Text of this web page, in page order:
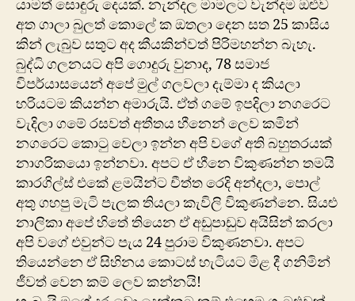
යාමත් සොඳුරු දෙයක්. නැන්දල මාමලට වැන්දම ඔළුව
අත ගාලා බුලත් කොලේ ක ඔතලා දෙන සත 25 කාසිය
කින් ලැබුව සතුට අද කීයකින්වත් පිරිමහන්න බැහැ.
බුද්ධි ගලනයට අපි ගොදුරු වුනාද, 78 සමාජ
විපර්යාසයෙන් අපේ මුල් ගලවලා දැම්මා ද කියලා
හරියටම කියන්න අමාරුයි. ඒත් ගමේ ඉපදිලා නගරෙට
වැදිලා ගමේ රසවත් අතීතය හීනෙන් ලෙව කමින්
නගරෙට කොටු වෙලා ඉන්න අපි වගේ අති බහුතරයක්
නාගරිකයො ඉන්නවා. අපට ඒ හීනෙ විකුණන්න තමයි
කාරගිල්ස් එකේ ළමයින්ට චීත්ත රෙදි අන්දලා, පොල්
අතු ගහපු මැටි පැලක තියලා කැවිලි විකුණන්නෙ. සියළු
නාලිකා අපේ හිතේ තියෙන ඒ අඩුපාඩුව අයිසින් කරලා
අපි වගේ එවුන්ට පැය 24 පුරාම විකුණනවා. අපට
තියෙන්නෙ ඒ සිහිනය කොටස් හැටියට මිළ දී ගනිමින්
ජීවත් වෙන කම් ලෙව කන්නයි!